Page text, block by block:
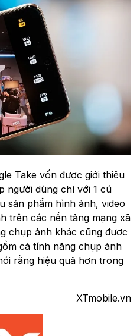
Take vốn được giới thiệu
người dùng chỉ với 1 cú
sản phẩm hình ảnh, video
trên các nền tảng mạng xã
chụp ảnh khác cũng được
cả tính năng chụp ảnh
rằng hiệu quả hơn trong
XTmobile.vn